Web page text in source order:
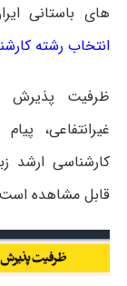
های باستانی
انتخاب رشته
ظرفیت پذیرش
غیرانتفاعی،
کارشناسی ارشد
قابل مشاهده